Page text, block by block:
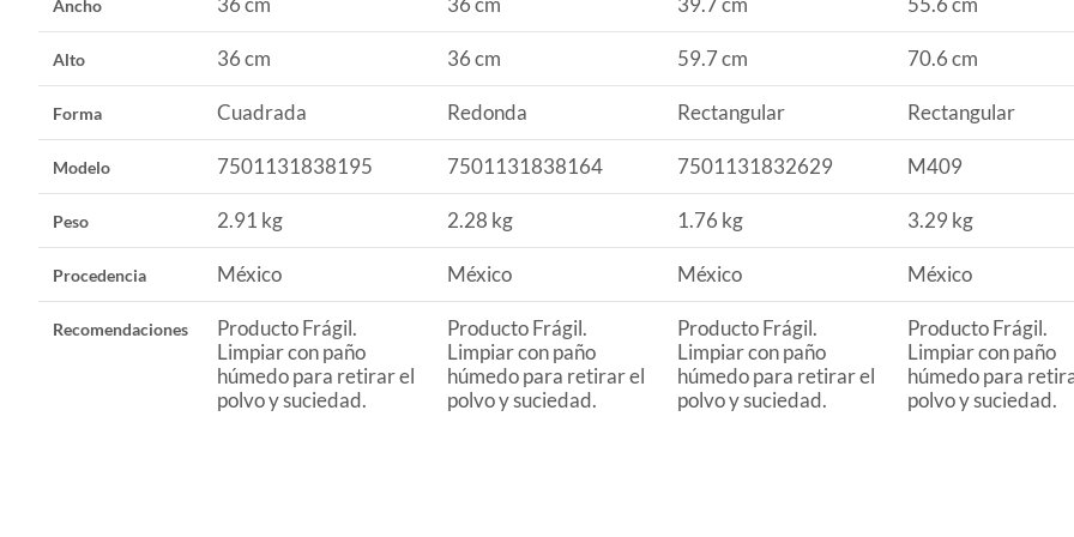
Ancho
Alto 36 cm 36 cm 59.7 cm 70.6 cm
Forma Cuadrada Redonda Rectangular Rectangular
Modelo 7501131838195 7501131838164 7501131832629 M409
Peso 2.91 kg 2.28 kg 1.76 kg 3.29 kg
Procedencia México México México México
Recomendaciones
Producto Frágil.
Limpiar con paño
húmedo para retirar el
polvo y suciedad.
Producto Frágil.
Limpiar con paño
húmedo para retirar el
polvo y suciedad.
Producto Frágil.
Limpiar con paño
húmedo para retirar el
polvo y suciedad.
Producto Frágil.
Limpiar con paño
húmedo para
polvo y suciedad.